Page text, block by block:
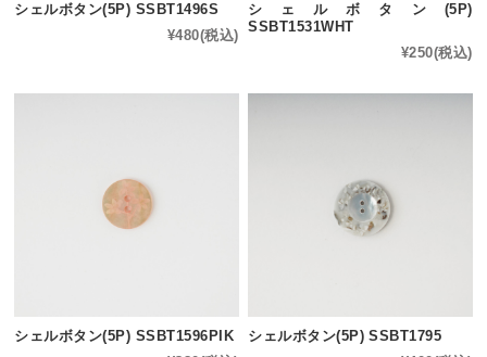
シェルボタン(5P) SSBT1496S
¥480(税込)
シェルボタン(5P)
SSBT1531WHT
¥250(税込)
シェルボタン(5P) SSBT1596PIK
シェルボタン(5P) SSBT1795